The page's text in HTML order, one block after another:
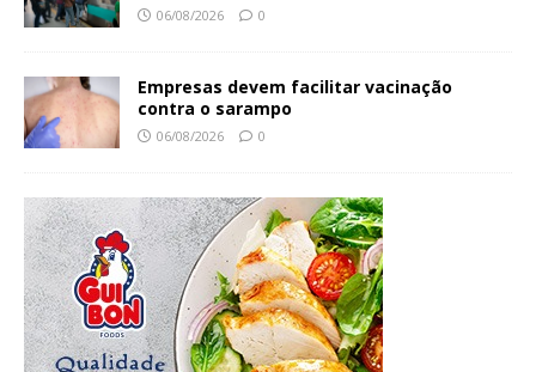
06/08/2026 0
Empresas devem facilitar vacinação
contra o sarampo
06/08/2026 0